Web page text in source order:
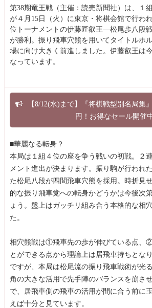
第38期竜王戦（主催：読売新聞社）は、１
が４月15日（火）に東京・将棋会館で行わ
位トーナメントの伊藤匠叡王―松尾歩八段
が勝利。振り飛車穴熊を用いてタイトルホ
場に向け大きく前進しました。伊藤叡王は
なっています。
【8/12(水)まで】『将棋戦型別名局集
円！お得なセール開催
■華麗なる転身？
本局は１組４位の座を争う戦いの初戦。２
メント進出が決まります。振り駒が行われ
た松尾八段が四間飛車穴熊を採用。時折見
的な振り飛車党への転身かどうかは今後次
ょう。盤上はガッチリ組み合う本格的な相
た。
相穴熊戦は①飛車先の歩が伸びている点、
とができる点から理論上は居飛車持ちとな
ですが、本局は松尾流の振り飛車戦術が光
角の大きな活用で先手陣のバランスを崩さ
で、居飛車側の飛車の活用が間に合う前に
えば十分と見ています。